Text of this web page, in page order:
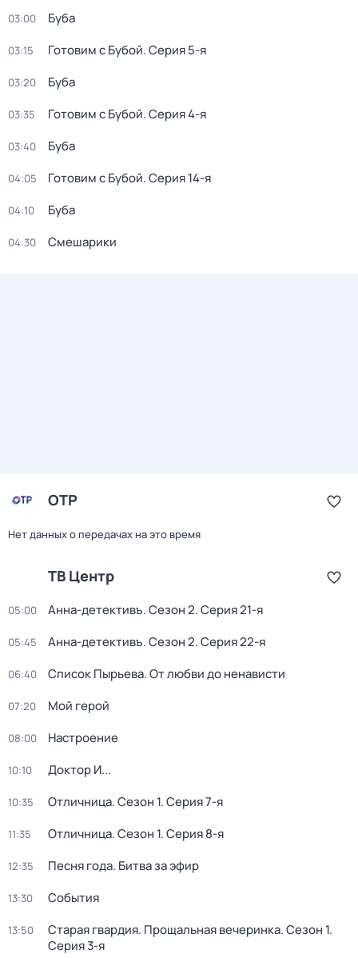
03:00 Буба
03:15 Готовим с Бубой. Серия 5-я
03:20 Буба
03:35 Готовим с Бубой. Серия 4-я
03:40 Буба
04:05 Готовим с Бубой. Серия 14-я
04:10 Буба
04:30 Смешарики
ОТР
Нет данных о передачах на это время
ТВ Центр
05:00 Анна-детективъ. Сезон 2. Серия 21-я
05:45 Анна-детективъ. Сезон 2. Серия 22-я
06:40 Список Пырьева. От любви до ненависти
07:20 Мой герой
08:00 Настроение
10:10 Доктор И...
10:35 Отличница. Сезон 1. Серия 7-я
11:35 Отличница. Сезон 1. Серия 8-я
12:35 Песня года. Битва за эфир
13:30 События
13:50 Старая гвардия. Прощальная вечеринка. Сезон 1.
Серия 3-я